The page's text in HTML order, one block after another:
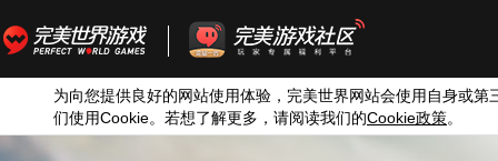
为向您提供良好的网站使用体验，完美世界网站会使用自身或第
们使用Cookie。若想了解更多，请阅读我们的Cookie政策。